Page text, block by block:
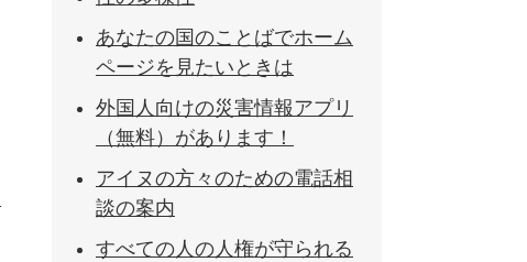
あなたの国のことばでホーム
ページを見たいときは
外国人向けの災害情報アプリ
（無料）があります！
アイヌの方々のための電話相
談の案内
すべての人の人権が守られる